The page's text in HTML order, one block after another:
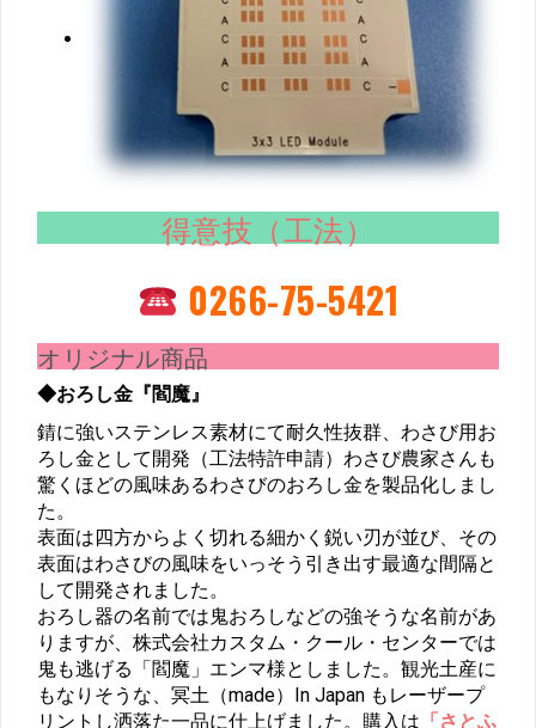
得意技（工法）
0266-75-5421
オリジナル商品
◆おろし金『閻魔』
錆に強いステンレス素材にて耐久性抜群、わさび用お
ろし金として開発（工法特許申請）わさび農家さんも
驚くほどの風味あるわさびのおろし金を製品化しまし
た。
表面は四方からよく切れる細かく鋭い刃が並び、その
表面はわさびの風味をいっそう引き出す最適な間隔と
して開発されました。
おろし器の名前では鬼おろしなどの強そうな名前があ
りますが、株式会社カスタム・クール・センターでは
鬼も逃げる「閻魔」エンマ様としました。観光土産に
もなりそうな、冥土（made）In Japan もレーザープ
リントし洒落た一品に仕上げました。購入は 「さとふ